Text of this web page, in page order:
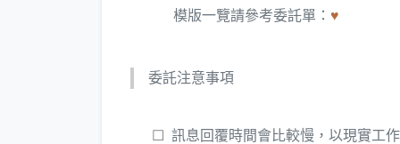
模版一覽請參考委託單： ♥
委託注意事項
訊息回覆時間會比較慢，以現實工